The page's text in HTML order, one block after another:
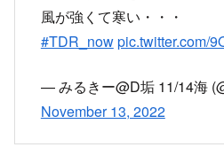
— みるきー@D垢 11/14海
割り込みとか途中合流厳し